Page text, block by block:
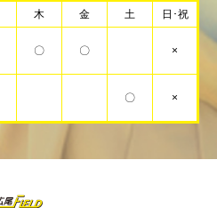
木 金 土 日･祝
〇 〇 ×
〇 ×